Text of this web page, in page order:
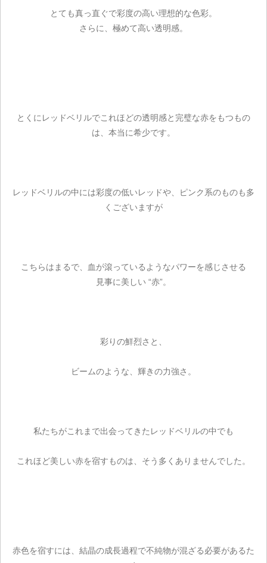
とても真っ直ぐで彩度の高い理想的な色彩。
さらに、極めて高い透明感。
とくにレッドベリルでこれほどの透明感と完璧な赤をもつもの
は、本当に希少です。
レッドベリルの中には彩度の低いレッドや、ピンク系のものも多
くございますが
こちらはまるで、血が滾っているようなパワーを感じさせる
見事に美しい “赤”。
彩りの鮮烈さと、
ビームのような、輝きの力強さ。
私たちがこれまで出会ってきたレッドベリルの中でも
これほど美しい赤を宿すものは、そう多くありませんでした。
赤色を宿すには、結晶の成長過程で不純物が混ざる必要があるた